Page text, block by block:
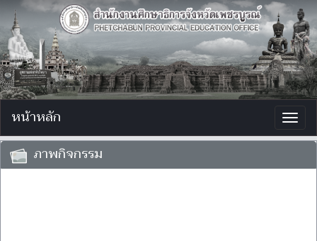
หน้าหลัก
ภาพกิจกรรม